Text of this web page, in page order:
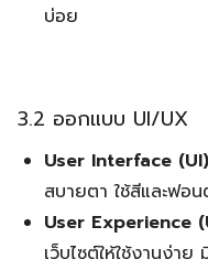
Search
for:
บ่อย
3.2 ออกแบบ UI/UX
User Interface
สบายตา ใช้สีและฟอ
User Experience
เว็บไซต์ให้ใช้งานง่า